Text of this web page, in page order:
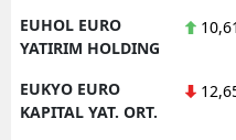
EUHOL EURO
YATIRIM HOLDING
10,61
EUKYO EURO
KAPITAL YAT. ORT.